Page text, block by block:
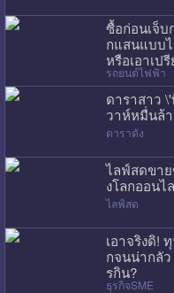
ซื้อก่อนเจ็
กแสนแบบไ
หรือเอาเป
รถยนต์ไฟฟ้า
ดาราสาว
วาห์หมื่นล้
ดาราดัง
ไลฟ์สดขา
งโลกออนไ
ไลฟ์สด
เอาจริงดิ!
กจนน่ากลั
รกิน?
ธุรกิจSME